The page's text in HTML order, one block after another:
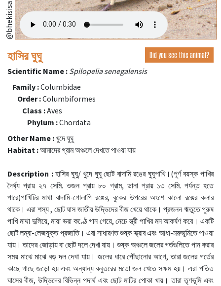
@bhekisisa
হাসির ঘুঘু Did you see this animal?
Scientific Name : Spilopelia senegalensis
Family :Columbidae
Order :Columbiformes
Class :Aves
Phylum :Chordata
Other Name :খুদে ঘুঘু
Habitat :আমাদের গ্রাম অঞ্চলে দেখতে পাওয়া যায়
Description :হাসির ঘুঘু/ খুদে ঘুঘু ছোট বাদামি রঙের ঘুঘুপাখি।(পূর্ণ বয়স্ক পাখির
দৈর্ঘ্য প্রায় ২৭ সেমি. ওজন প্রায় ৮০ গ্রাম, ডানা প্রায় ১৩ সেমি. পর্যন্ত হতে
পারে)পাখিটির মাথা বাদামি-গোলাপি রঙের, বুকের উপরের অংশে কালো রঙের কলার
থাকে। এরা শস্য , ছোট ঘাস জাতীয় উদ্ভিদের বীজ খেয়ে থাকে। প্রজনন ঋতুতে পুরুষ
পাখি মাথা দুলিয়ে, মায়া ভরা কণ্ঠে গান গেয়ে, নেচে স্ত্রী পাখির মন আকর্ষণ করে। একটি
ছোট লম্বা-লেজযুক্ত প্রজাতি। এরা সাধারণত শুষ্ক স্ক্রাব এবং আধা-মরুভূমিতে পাওয়া
যায়। তাদের জোড়ায় বা ছোট দলে দেখা যায়। শুষ্ক অঞ্চলে জলের গর্তগুলিতে পান করার
সময় মাঝে মাঝে বড় দল দেখা যায়। জলের ধারে পৌঁছানোর আগে, তারা জলের গর্তের
কাছে গাছে জড়ো হয় এবং অন্যান্য কবুতরের মতো জল খেতে সক্ষম হয়। এরা পতিত
ঘাসের বীজ, উদ্ভিদের বিভিন্ন পদার্থ এবং ছোট মাটির পোকা খায়। তারা তৃণভূমি এবং